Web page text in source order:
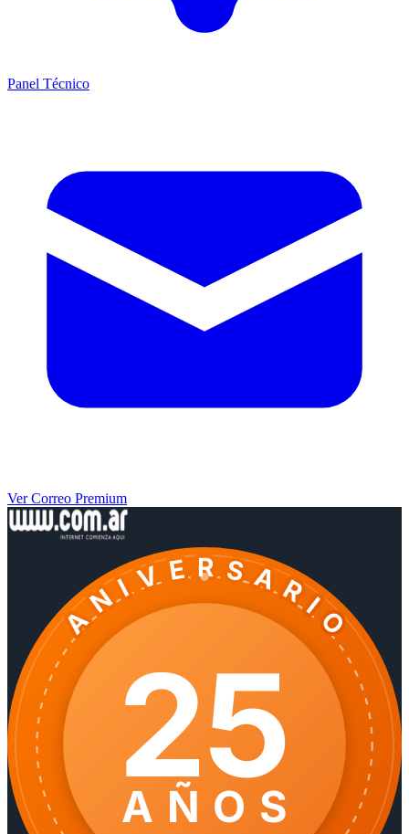
Panel Técnico
Ver Correo Premium
ANIVERSARIO
25
AÑOS